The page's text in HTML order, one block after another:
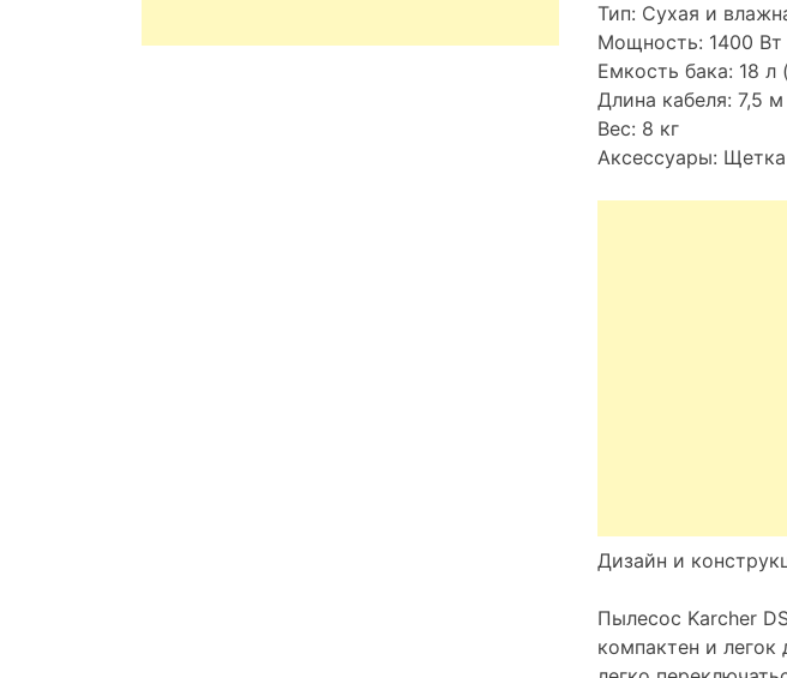
Тип: Сухая и
Мощность: 1400 Вт
Емкость бака: 18 л
Длина кабеля: 7,5 м
Вес: 8 кг
Аксессуары:
Дизайн и
Пылесос Karcher
компактен и легок